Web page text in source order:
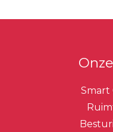
Smart